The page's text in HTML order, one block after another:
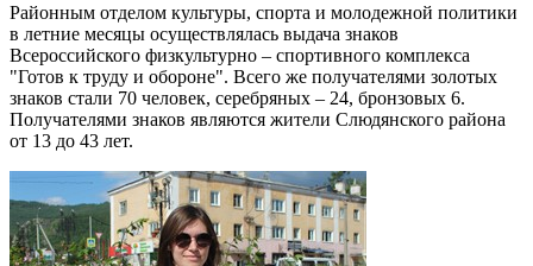
Районным отделом культуры, спорта и молодежной политики
в летние месяцы осуществлялась выдача знаков
Всероссийского физкультурно – спортивного комплекса
"Готов к труду и обороне". Всего же получателями золотых
знаков стали 70 человек, серебряных – 24, бронзовых 6.
Получателями знаков являются жители Слюдянского района
от 13 до 43 лет.